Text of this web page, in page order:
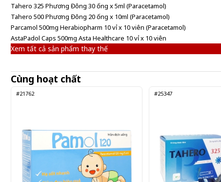
Tahero 325 Phương Đông 30 ống x 5ml (Paracetamol)
Tahero 500 Phương Đông 20 ống x 10ml (Paracetamol)
Parcamol 500mg Herabiopharm 10 vỉ x 10 viên (Paracetamol)
AstaPadol Caps 500mg Asta Healthcare 10 vỉ x 10 viên
Xem tất cả sản phẩm thay thế
Cùng hoạt chất
#21762 #25347